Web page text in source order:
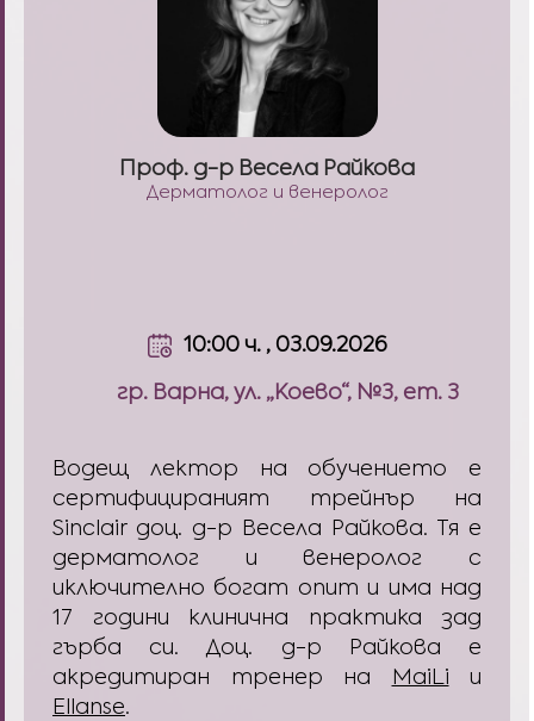
Проф. д-р Весела Райкова
Дерматолог и венеролог
10:00 ч. , 03.09.2026
гр. Варна, ул. „Коево“, №3, ет. 3
Водещ лектор на обучението е
сертифицираният трейнър на
Sinclair доц. д-р Весела Райкова. Тя е
дерматолог и венеролог с
иключително богат опит и има над
17 години клинична практика зад
гърба си. Доц. д-р Райкова е
акредитиран тренер на MaiLi и
Ellanse.